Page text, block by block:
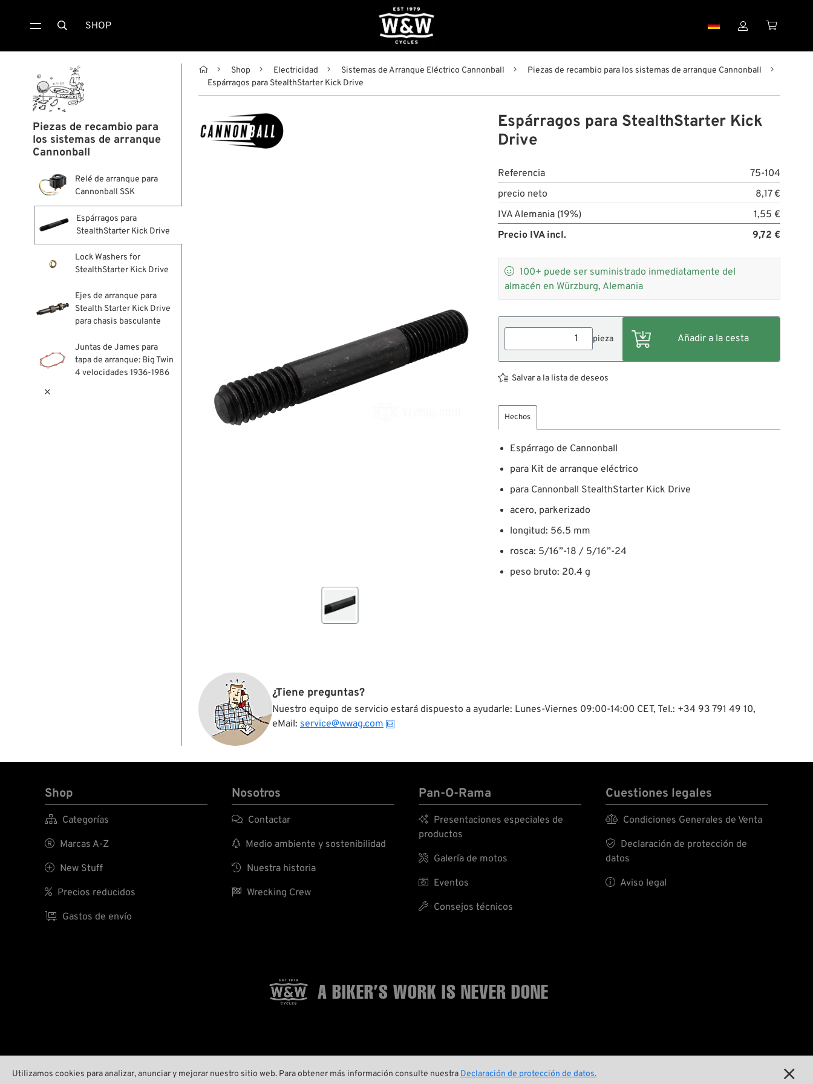
Utilizamos cookies para analizar, anunciar y mejorar nuestro sitio web. Para obtener más información consulte nuestra Declaración de protección de datos. 
 SHOP  
Piezas de recambio para
los sistemas de arranque
Cannonball
Relé de arranque para
Cannonball SSK
Espárragos para
StealthStarter Kick Drive
Lock Washers for
StealthStarter Kick Drive
Ejes de arranque para
Stealth Starter Kick Drive
para chasis basculante
Juntas de James para
tapa de arranque: Big Twin
4 velocidades 1936-1986

 Shop Electricidad Sistemas de Arranque Eléctrico Cannonball
Piezas de recambio para los sistemas de arranque Cannonball
Espárragos para StealthStarter Kick Drive
Espárragos para StealthStarter Kick
Drive
Referencia
75-104
precio neto
8,17 €
IVA Alemania (19%)
1,55 €
Precio IVA incl.
9,72 €
 100+ puede ser suministrado inmediatamente del
almacén en Würzburg, Alemania
pieza
Salvar a la lista de deseos
Hechos
Espárrago de Cannonball
para Kit de arranque eléctrico
para Cannonball StealthStarter Kick Drive
acero, parkerizado
longitud: 56.5 mm
rosca: 5/16”-18 / 5/16”-24
peso bruto: 20.4 g
¿Tiene preguntas?
Nuestro equipo de servicio estará dispuesto a ayudarle: Lunes-Viernes 09:00-14:00 CET, Tel.: +34 93 791 49 10,
eMail: service@wwag.com
Shop
 Categorías
 Marcas A-Z
 New Stuff
 Precios reducidos
 Gastos de envío
Nosotros
 Contactar
 Medio ambiente y sostenibilidad
 Nuestra historia
 Wrecking Crew
Pan-O-Rama

Presentaciones especiales de
productos
 Galería de motos
 Eventos
 Consejos técnicos
Cuestiones legales
 Condiciones Generales de Venta

Declaración de protección de
datos
 Aviso legal
A BIKER’S WORK IS NEVER DONE
  